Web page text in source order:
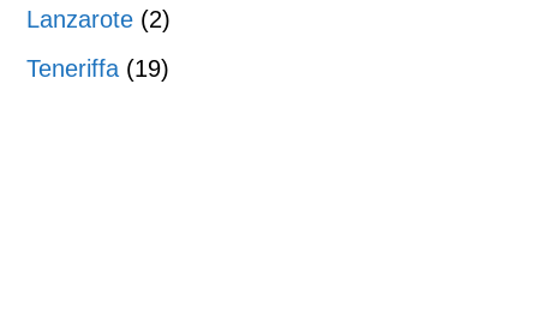
Lanzarote (2)
Teneriffa (19)